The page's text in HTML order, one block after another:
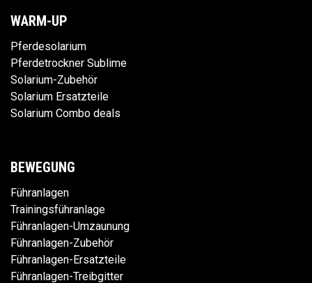
WARM-UP
Pferdesolarium
Pferdetrockner Sublime
Solarium-Zubehör
Solarium Ersatzteile
Solarium Combo deals
BEWEGUNG
Führanlagen
Trainingsführanlage
Führanlagen-Umzaunung
Führanlagen-Zubehör
Führanlagen-Ersatzteile
Führanlagen-Treibgitter